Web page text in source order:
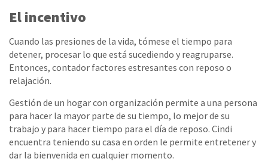
El incentivo
Cuando las presiones de la vida, tómese el tiempo para
detener, procesar lo que está sucediendo y reagruparse.
Entonces, contador factores estresantes con reposo o
relajación.
Gestión de un hogar con organización permite a una persona
para hacer la mayor parte de su tiempo, lo mejor de su
trabajo y para hacer tiempo para el día de reposo. Cindi
encuentra teniendo su casa en orden le permite entretener y
dar la bienvenida en cualquier momento.